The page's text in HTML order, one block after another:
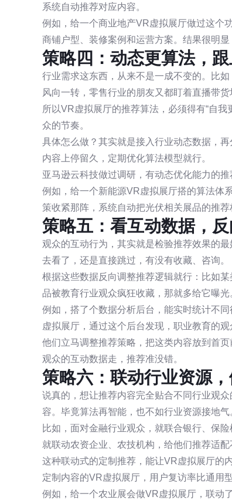
系统自动推荐对应内容。
例如，给一个商业地产VR虚拟展厅做过这个
商铺户型、装修案例和运营方案。结果很明
策略四：动态更算法，
行业需求这东西，从来不是一成不变的。比
风向一转，零售行业的朋友又都盯着直播带货
所以VR虚拟展厅的推荐算法，必须得有“自
众的节奏。
具体怎么做？其实就是接入行业动态数据，
内容上停留久，定期优化算法模型就行。
亚马逊云科技做过调研，有动态优化能力的
例如，给一个新能源VR虚拟展厅搭的算法体
策收紧那阵，系统自动把光伏相关展品的推
策略五：看互动数据，
观众的互动行为，其实就是检验推荐效果的
去看了，还是直接跳过，有没有收藏、咨询。
根据这些数据反向调整推荐逻辑就行：比如
品被教育行业观众疯狂收藏，那就多给它曝光
例如，搭了个数据分析后台，能实时统计不
虚拟展厅，通过这个后台发现，职业教育的观
他们立马调整推荐策略，把这类内容放到首
观众的互动数据走，推荐准没错。
策略六：联动行业资源
说真的，想让推荐内容完全贴合不同行业观
容。毕竟算法再智能，也不如行业资源接地气
比如，面对金融行业观众，就联合银行、保
就联动农资企业、农技机构，给他们推荐适配
这种联动式的定制推荐，能让VR虚拟展厅的
定制内容的VR虚拟展厅，用户复访率比通用
例如，给一个农业展会做VR虚拟展厅，联动